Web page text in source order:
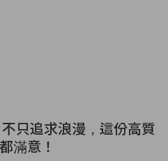
只追求浪漫，這份高質
滿意！